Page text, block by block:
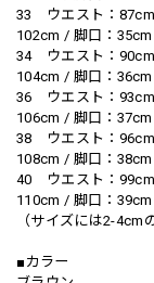
33 ウエスト：87cm
102cm / 脚口：35cm
34 ウエスト：90cm
104cm / 脚口：36cm
36 ウエスト：93cm
106cm / 脚口：37cm
38 ウエスト：96cm
108cm / 脚口：38cm
40 ウエスト：99cm
110cm / 脚口：39cm
（サイズには2-4cm
■カラー